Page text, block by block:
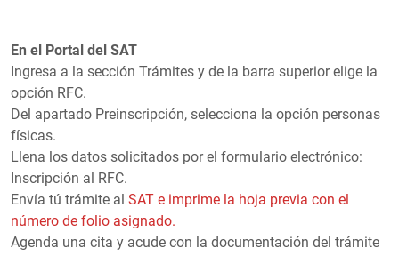
En el Portal del SAT
Ingresa a la sección Trámites y de la barra superior elige la
opción RFC.
Del apartado Preinscripción, selecciona la opción personas
físicas.
Llena los datos solicitados por el formulario electrónico:
Inscripción al RFC.
Envía tú trámite al SAT e imprime la hoja previa con el
número de folio asignado.
Agenda una cita y acude con la documentación del trámite